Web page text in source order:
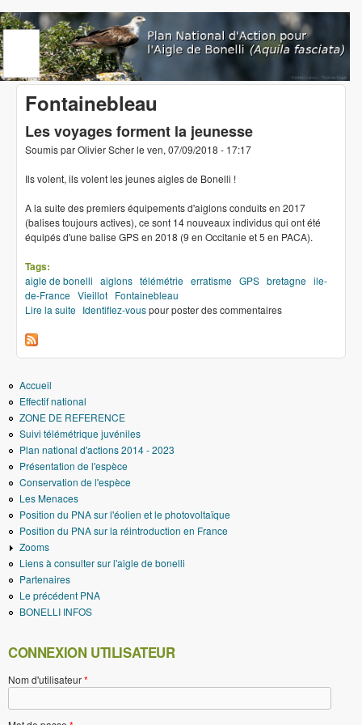
Aller au contenu principal
www.aigledebonelli.org
Fontainebleau
Les voyages forment la jeunesse
Soumis parOlivier Scherle ven, 07/09/2018 - 17:17
Ils volent, ils volent les jeunes aigles de Bonelli !
A la suite des premiers équipements d'aiglons conduits en 2017
(balises toujours actives), ce sont 14 nouveaux individus qui ont été
équipés d'une balise GPS en 2018 (9 en Occitanie et 5 en PACA).
Tags:
aigle de bonelli aiglons télémétrie erratisme GPS bretagne ile-
de-France Vieillot Fontainebleau
Lire la suite de Les voyages forment la jeunesse
Identifiez-vouspour poster des commentaires
Accueil
Effectif national
ZONE DE REFERENCE
Suivi télémétrique juvéniles
Plan national d'actions 2014 - 2023
Présentation de l'espèce
Conservation de l'espèce
Les Menaces
Position du PNA sur l'éolien et le photovoltaïque
Position du PNA sur la réintroduction en France
Zooms
Liens à consulter sur l'aigle de bonelli
Partenaires
Le précédent PNA
BONELLI INFOS
CONNEXION UTILISATEUR
Nom d'utilisateur*